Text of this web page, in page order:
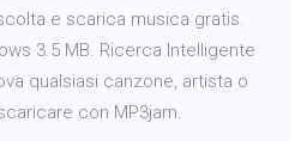
e scarica musica gratis.
3.5 MB. Ricerca Intelligente
qualsiasi canzone, artista o
con MP3jam.